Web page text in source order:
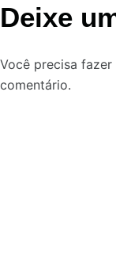
Deixe
Você precisa fazer
comentário.